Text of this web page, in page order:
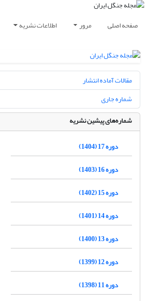
صفحه اصلی مرور اطلاعات نشریه
مقالات آماده انتشار
شماره جاری
شماره‌های پیشین نشریه
دوره 17 (1404)
دوره 16 (1403)
دوره 15 (1402)
دوره 14 (1401)
دوره 13 (1400)
دوره 12 (1399)
دوره 11 (1398)